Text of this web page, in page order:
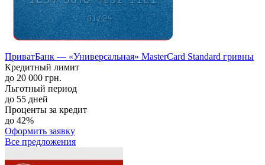
ПриватБанк — «Универсальная» MasterCard Standard гривны
Кредитный лимит
до 20 000 грн.
Льготный период
до 55 дней
Проценты за кредит
до 42%
Оформить заявку
Все предложения